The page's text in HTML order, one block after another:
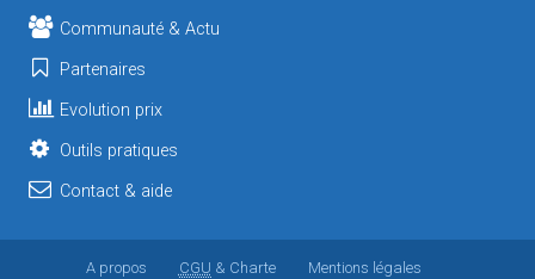
Communauté & Actu
Partenaires
Evolution prix
Outils pratiques
Contact & aide
A propos CGU & Charte Mentions légales